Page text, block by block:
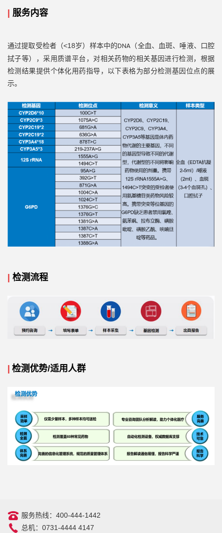
| 服务内容
通过提取受检者（<18岁）样本中的DNA （全血、血斑、唾液、口腔
拭子等），采用 质谱平台，对相关药物的相关基因进行检测，根据
检测结果提供个体化用药指导 ，以下表格为部分检测基因位点的展
示。
检测流程
| 检测优势/适用人群
服务热线：400-444-1442
总机：0731-4444 4147